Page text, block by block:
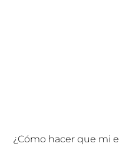
¿Cómo hacer que mi